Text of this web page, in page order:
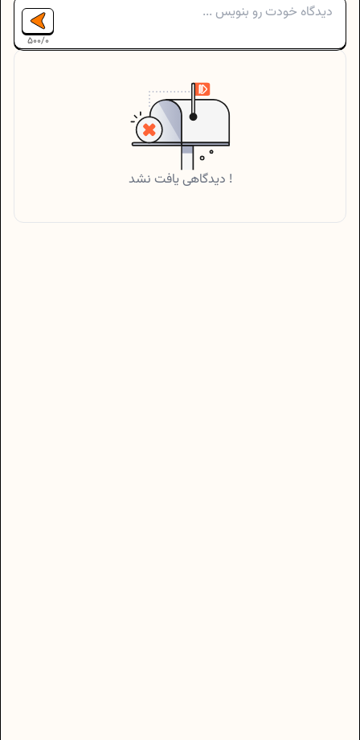
500/0
دیدگاهی یافت نشد !